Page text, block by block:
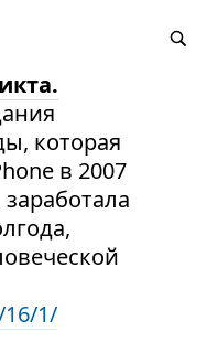
которая
в 2007
1/